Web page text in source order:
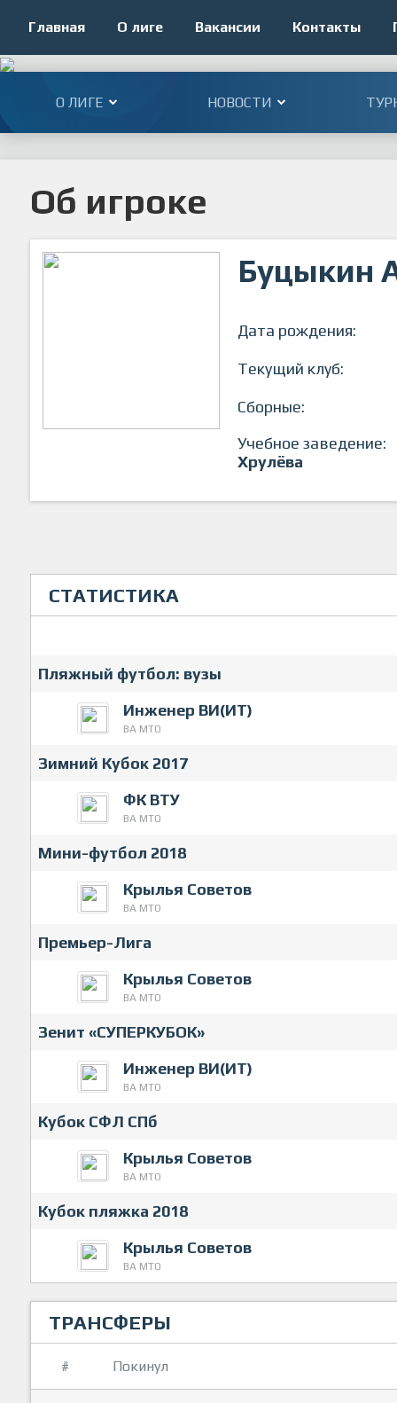
Главная О лиге Вакансии Контакты
О ЛИГЕ НОВОСТИ
Об игроке
Буцыкин
Дата рождения:
Текущий клуб:
Сборные:
Учебное заведение:
Хрулёва
СТАТИСТИКА
Пляжный футбол: вузы
Инженер ВИ(ИТ)
ВА МТО
Зимний Кубок 2017
ФК ВТУ
ВА МТО
Мини-футбол 2018
Крылья Советов
ВА МТО
Премьер-Лига
Крылья Советов
ВА МТО
Зенит «СУПЕРКУБОК»
Инженер ВИ(ИТ)
ВА МТО
Кубок СФЛ СПб
Крылья Советов
ВА МТО
Кубок пляжка 2018
Крылья Советов
ВА МТО
ТРАНСФЕРЫ
# Покинул